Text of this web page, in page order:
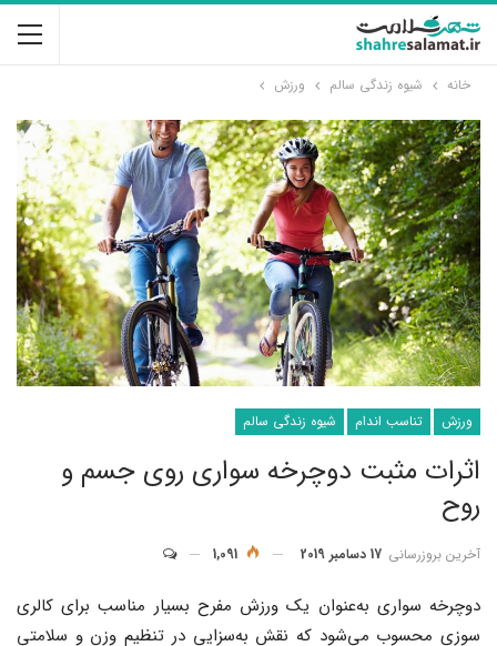
خانه شیوه زندگی سالم ورزش
ورزش تناسب اندام شیوه زندگی سالم
اثرات مثبت دوچرخه سواری روی جسم و
روح
آخرین بروزرسانی 17 دسامبر 2019 1,091
دوچرخه سواری به‌عنوان یک ورزش مفرح بسیار مناسب برای کالری
سوزی محسوب می‌شود که نقش به‌سزایی در تنظیم وزن و سلامتی